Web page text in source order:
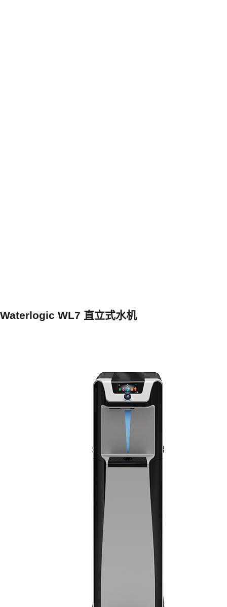
Waterlogic WL7 直立式水机